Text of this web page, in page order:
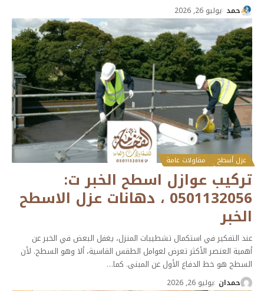
حمد يوليو 26, 2026
عزل أسطح مقاولات عامة
تركيب عوازل اسطح الخبر ت:
0501132056 ، دهانات عزل الاسطح
الخبر
عند التفكير في استكمال تشطيبات المنزل، يغفل البعض في الخبر عن
أهمية العنصر الأكثر تعرض لعوامل الطقس القاسية، ألا وهو السطح. لأن
السطح هو خط الدفاع الأول عن المبنى. كما…
حمدان يوليو 26, 2026